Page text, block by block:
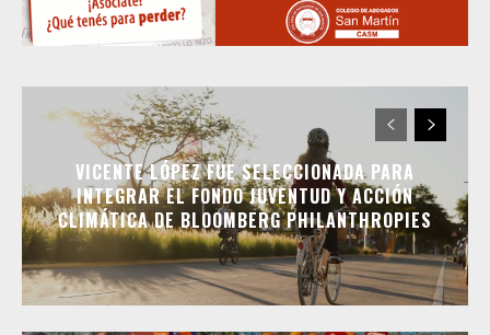
VICENTE LÓPEZ FUE SELECCIONADA PARA
INTEGRAR EL FONDO JUVENTUD Y ACCIÓN
CLIMÁTICA DE BLOOMBERG PHILANTHROPIES